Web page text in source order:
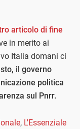
articolo di fine
in merito ai
Italia domani ci
il governo
politica
sul Pnrr.
, L'Essenziale